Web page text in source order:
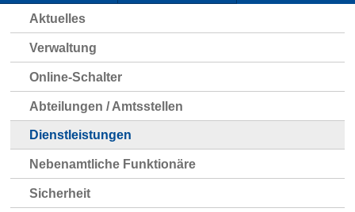
Aktuelles
Verwaltung
Online-Schalter
Abteilungen / Amtsstellen
Dienstleistungen
Nebenamtliche Funktionäre
Sicherheit